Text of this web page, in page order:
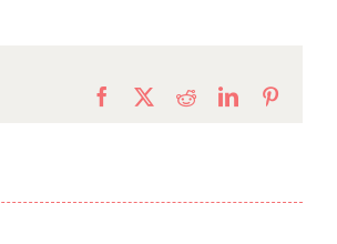
Facebook RedditLinkedIn